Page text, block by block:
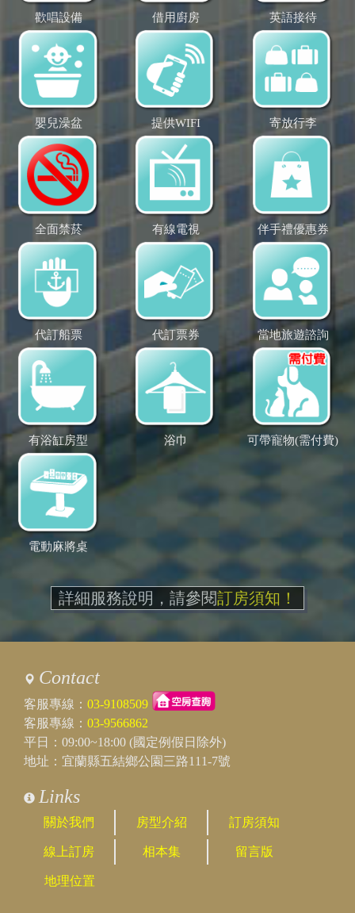
歡唱設備 借用廚房 英語接待
嬰兒澡盆 提供WIFI 寄放行李
全面禁菸 有線電視 伴手禮優惠券
代訂船票 代訂票券 當地旅遊諮詢
有浴缸房型 浴巾 可帶寵物(需付費)
電動麻將桌
詳細服務說明，請參閱訂房須知！
Contact
客服專線： 03-9108509
客服專線： 03-9566862
平日：09:00~18:00 (國定例假日除外)
地址：宜蘭縣五結鄉公園三路111-7號
Links
關於我們 房型介紹 訂房須知
線上訂房 相本集 留言版
地理位置